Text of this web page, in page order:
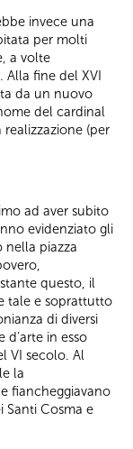
invece una
per molti
a volte
Alla fine del XVI
da un nuovo
del cardinal
(per
ad aver subito
evidenziato gli
nella piazza
questo, il
tale e soprattutto
di diversi
in esso
VI secolo. Al
la
fiancheggiavano
Santi Cosma e